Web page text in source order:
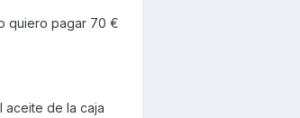
quiero pagar 70 €
aceite de la caja